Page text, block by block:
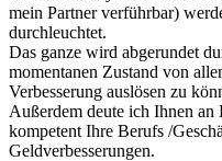
mein Partner verführbar)
durchleuchtet.
Das ganze wird abgerundet
momentanen Zustand von
Verbesserung auslösen zu
Außerdem deute ich Ihnen
kompetent Ihre Berufs /
Geldverbesserungen.